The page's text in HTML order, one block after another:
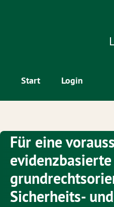
Start Login
Für eine
Sicherheits-